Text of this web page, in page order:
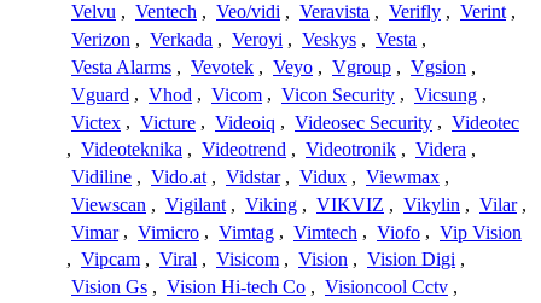
Velvu , Ventech , Veo/vidi , Veravista , Verifly , Verint ,
Verizon , Verkada , Veroyi , Veskys , Vesta ,
Vesta Alarms , Vevotek , Veyo , Vgroup , Vgsion ,
Vguard , Vhod , Vicom , Vicon Security , Vicsung ,
Victex , Victure , Videoiq , Videosec Security , Videotec
, Videoteknika , Videotrend , Videotronik , Videra ,
Vidiline , Vido.at , Vidstar , Vidux , Viewmax ,
Viewscan , Vigilant , Viking , VIKVIZ , Vikylin , Vilar ,
Vimar , Vimicro , Vimtag , Vimtech , Viofo , Vip Vision
, Vipcam , Viral , Visicom , Vision , Vision Digi ,
Vision Gs , Vision Hi-tech Co , Visioncool Cctv ,